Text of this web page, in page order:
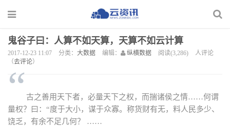
鬼谷子曰：人算不如天算，天算不如云计算
2017-12-23 11:07 分类： 大数据 编辑： 纵横数据 阅读(3,286)
人评论
（去评论）
“ 古之善用天下者，必量天下之权，而揣诸侯之情……何谓
量权？曰：“度于大小，谋于众寡。称货财有无，料人民多少、
饶乏，有余不足几何？ ……